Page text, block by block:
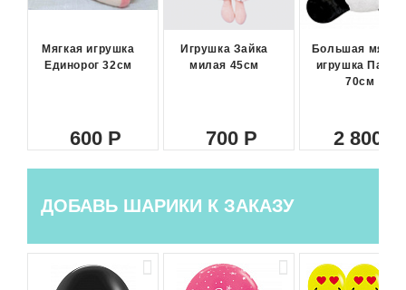
Мягкая игрушка
Единорог 32см
600
Игрушка Зайка
милая 45см
700
Большая
игрушка Панда
70см
2 800
ДОБАВЬ ШАРИКИ К ЗАКАЗУ